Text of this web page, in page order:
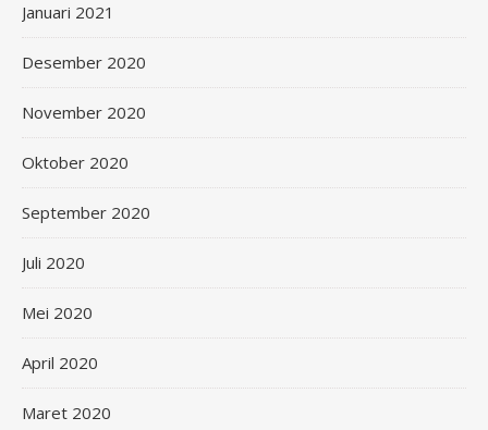
Januari 2021
Desember 2020
November 2020
Oktober 2020
September 2020
Juli 2020
Mei 2020
April 2020
Maret 2020